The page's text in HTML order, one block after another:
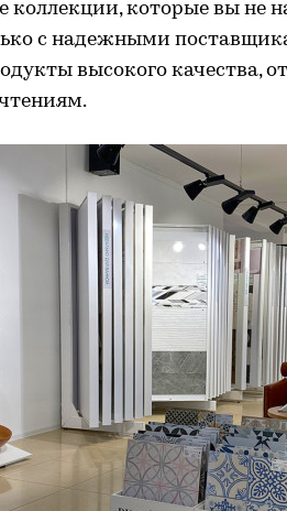
коллекции, которые вы не
с надежными
высокого качества,